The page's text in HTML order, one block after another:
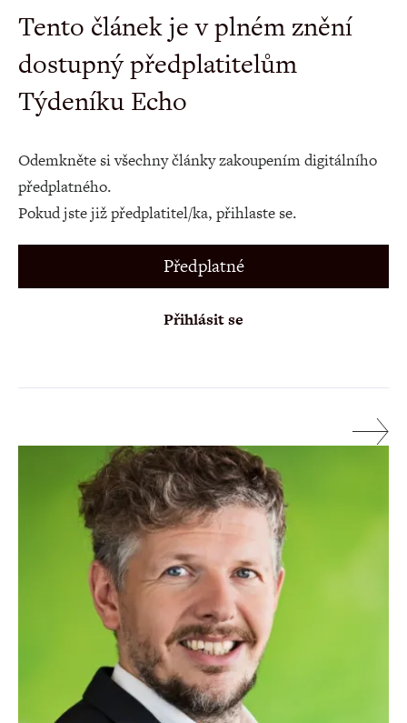
Tento článek je v plném znění
dostupný předplatitelům
Týdeníku Echo
Odemkněte si všechny články zakoupením digitálního
předplatného.
Pokud jste již předplatitel/ka, přihlaste se.
Předplatné
Přihlásit se